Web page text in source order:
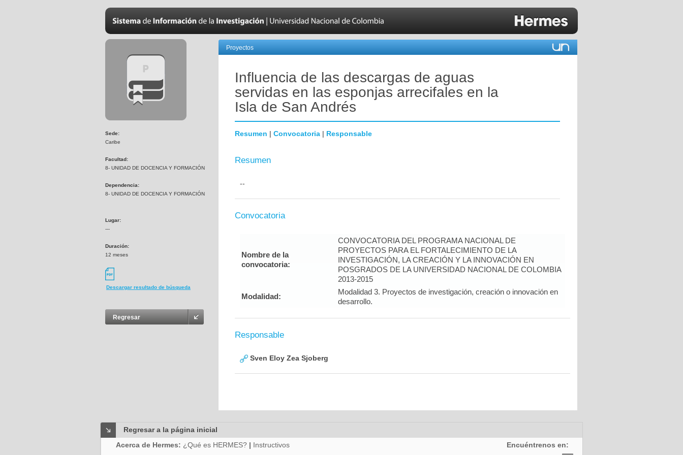
Sede:
Caribe
Facultad:
8- UNIDAD DE DOCENCIA Y FORMACIÓN
Dependencia:
8- UNIDAD DE DOCENCIA Y FORMACIÓN
Lugar:
---
Duración:
12 meses
Descargar resultado de búsqueda
Regresar
Proyectos
Influencia de las descargas de aguas
servidas en las esponjas arrecifales en la
Isla de San Andrés
Resumen | Convocatoria | Responsable
Resumen
--
Convocatoria
Nombre de la
convocatoria:
CONVOCATORIA DEL PROGRAMA NACIONAL DE
PROYECTOS PARA EL FORTALECIMIENTO DE LA
INVESTIGACIÓN, LA CREACIÓN Y LA INNOVACIÓN EN
POSGRADOS DE LA UNIVERSIDAD NACIONAL DE COLOMBIA
2013-2015
Modalidad:
Modalidad 3. Proyectos de investigación, creación o innovación en
desarrollo.
Responsable
Sven Eloy Zea Sjoberg
Regresar a la página inicial
Acerca de Hermes: ¿Qué es HERMES? | Instructivos Encuéntrenos en: